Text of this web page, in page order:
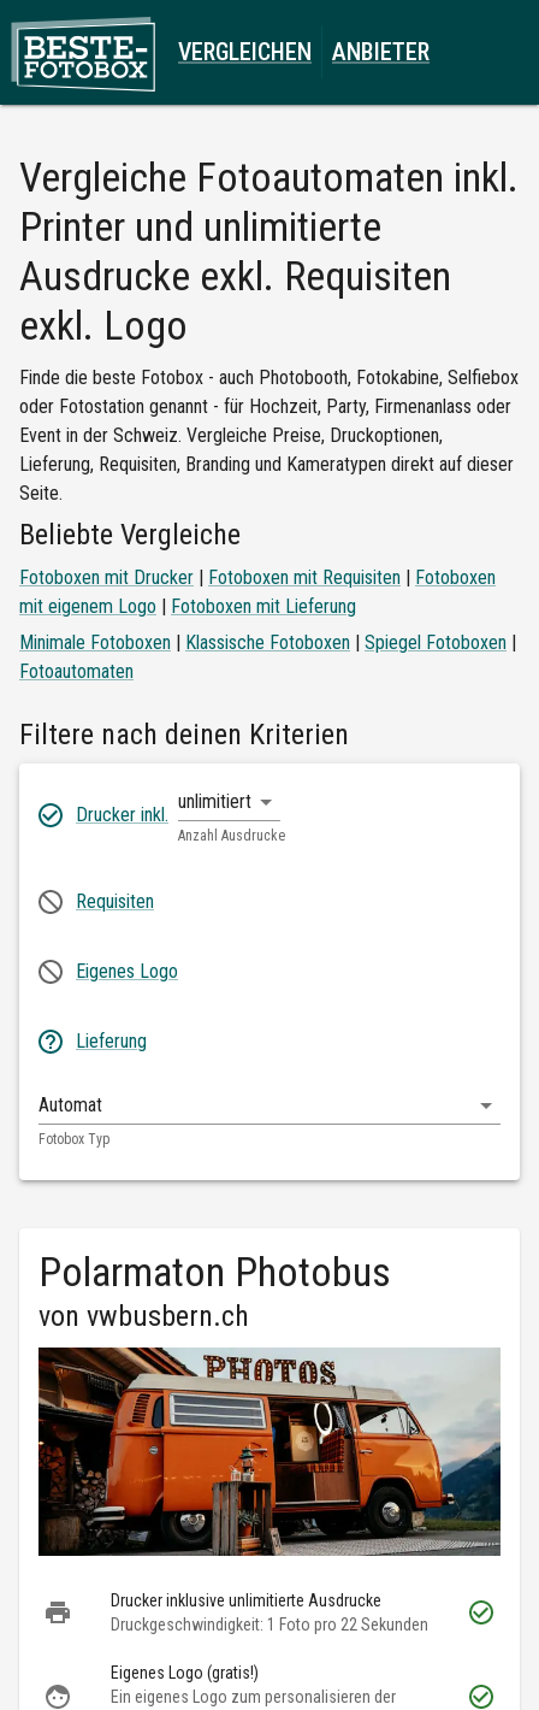
VERGLEICHEN ANBIETER
Vergleiche Fotoautomaten inkl.
Printer und unlimitierte
Ausdrucke exkl. Requisiten
exkl. Logo
Finde die beste Fotobox - auch Photobooth, Fotokabine, Selfiebox
oder Fotostation genannt - für Hochzeit, Party, Firmenanlass oder
Event in der Schweiz. Vergleiche Preise, Druckoptionen,
Lieferung, Requisiten, Branding und Kameratypen direkt auf dieser
Seite.
Beliebte Vergleiche
Fotoboxen mit Drucker Fotoboxen mit Requisiten
Fotoboxen
mit eigenem Logo
Fotoboxen mit Lieferung
Minimale Fotoboxen | Klassische Fotoboxen | Spiegel Fotoboxen |
Fotoautomaten
Filtere nach deinen Kriterien
Drucker inkl.
unlimitiert
Anzahl Ausdrucke
Requisiten
Eigenes Logo
Lieferung
Automat
Fotobox Typ
Polarmaton Photobus
von vwbusbern.ch
Drucker inklusive unlimitierte Ausdrucke
Druckgeschwindigkeit: 1 Foto pro 22 Sekunden
Eigenes Logo (gratis!)
Ein eigenes Logo zum personalisieren der